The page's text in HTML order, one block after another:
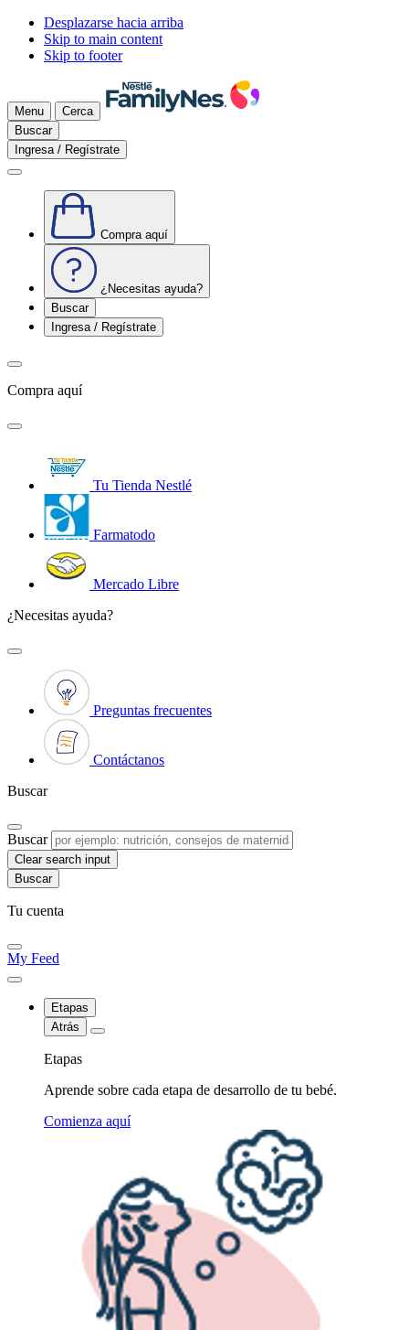
Desplazarse hacia arriba
Skip to main content
Skip to footer
Menu
Cerca
Buscar
Ingresa / Regístrate
Compra aquí
¿Necesitas ayuda?
Buscar
Ingresa / Regístrate
Compra aquí
Tu Tienda Nestlé
Farmatodo
Mercado Libre
¿Necesitas ayuda?
Preguntas frecuentes
Contáctanos
Buscar
Buscar
Clear search input
Tu cuenta
My Feed
Etapas
Atrás
Etapas
Aprende sobre cada etapa de desarrollo de tu bebé.
Comienza aquí